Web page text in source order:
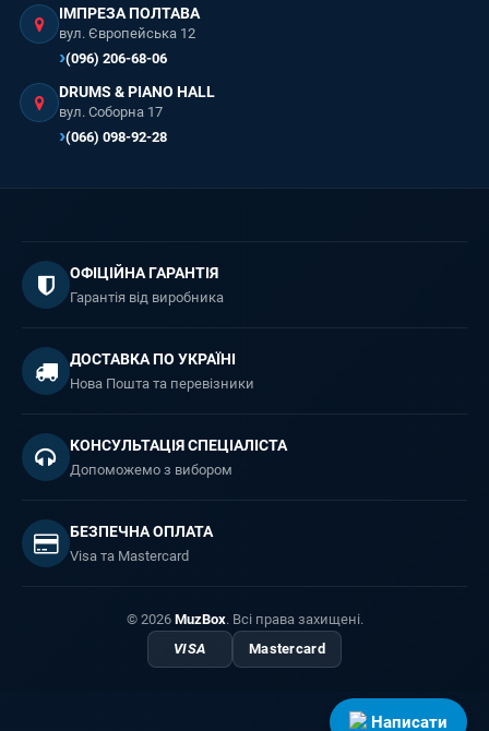
ІМПРЕЗА ПОЛТАВА
вул. Європейська 12
(096) 206-68-06
DRUMS & PIANO HALL
вул. Соборна 17
(066) 098-92-28
ОФІЦІЙНА ГАРАНТІЯ
Гарантія від виробника
ДОСТАВКА ПО УКРАЇНІ
Нова Пошта та перевізники
КОНСУЛЬТАЦІЯ СПЕЦІАЛІСТА
Допоможемо з вибором
БЕЗПЕЧНА ОПЛАТА
Visa та Mastercard
© 2026 MuzBox. Всі права захищені.
VISA
Mastercard
Написати